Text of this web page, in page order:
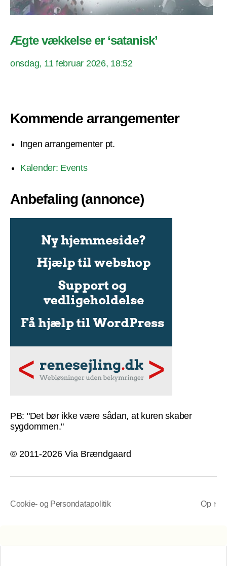
Ægte vækkelse er ‘satanisk’
onsdag, 11 februar 2026, 18:52
Kommende arrangementer
Ingen arrangementer pt.
Kalender: Events
Anbefaling (annonce)
PB: "Det bør ikke være sådan, at kuren skaber
sygdommen."
© 2011-2026 Via Brændgaard
Cookie- og Persondatapolitik Op ↑